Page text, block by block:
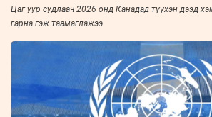
Цаг уур судлаач 2026 онд Канадад түүхэн дээд
гарна гэж таамаглажээ